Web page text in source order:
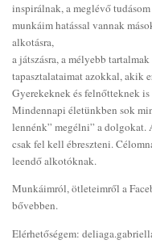
inspirálnak, a meglévő
munkáim hatással vannak
alkotásra,
a játszásra, a mélyebb
tapasztalataimat azokkal, akik
Gyerekeknek és felnőtteknek
Mindennapi életünkben sok
lennénk” megélni” a dolgokat.
csak fel kell ébreszteni.
leendő alkotóknak.
Munkáimról, ötleteimről a
bővebben.
Elérhetőségem: